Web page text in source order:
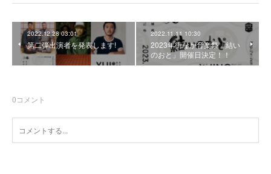
2022.12.28 03:01
第二弾出演者を発表します!
2022.11.11 10:30
2023年街なか音楽祭「結い
のおと」開催日決定！！
0コメント